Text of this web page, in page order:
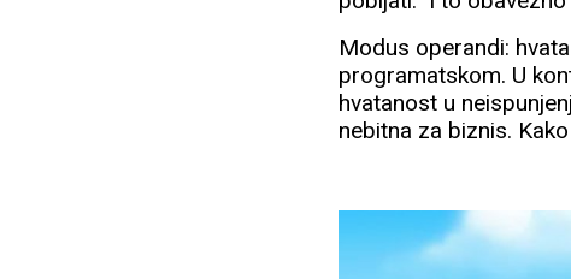
Modus operandi:
programatskom. U
hvatanost u
nebitna za biznis.